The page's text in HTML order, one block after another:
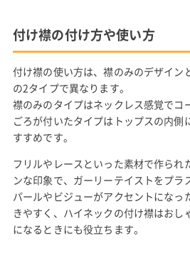
付け襟の付け方や使い方
付け襟の使い方は、襟のみのデザイン
の2タイプで異なります。
襟のみのタイプはネックレス感覚でコ
ごろが付いたタイプはトップスの内側
すすめです。
フリルやレースといった素材で作られ
ンな印象で、ガーリーテイストをプラ
パールやビジューがアクセントになっ
きやすく、ハイネックの付け襟はおし
になるときにも役立ちます。